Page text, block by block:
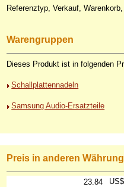
Referenztyp, Verkauf,
Warengruppen
Dieses Produkt ist in folgenden
Schallplattennadeln
Samsung Audio-Ersatzteile
Preis in anderen
23.84 US$